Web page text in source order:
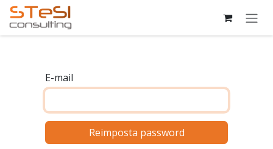
Passa al contenuto
E-mail
Reimposta password